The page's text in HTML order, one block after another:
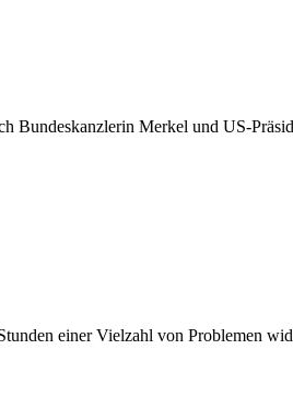
Bundeskanzlerin Merkel und US-
einer Vielzahl von Problemen